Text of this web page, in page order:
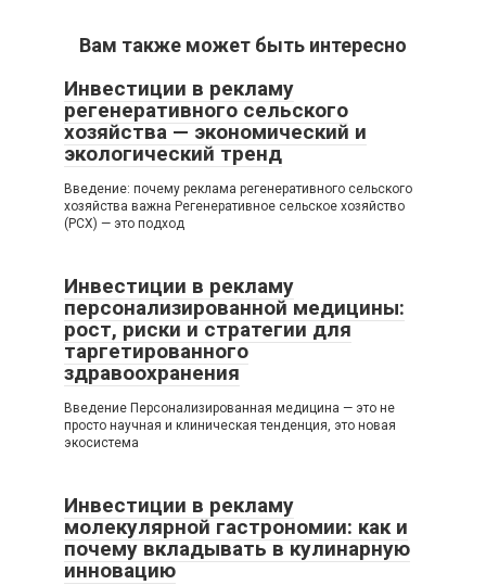
Вам также может быть интересно
Инвестиции в рекламу
регенеративного сельского
хозяйства — экономический и
экологический тренд
Введение: почему реклама регенеративного сельского
хозяйства важна Регенеративное сельское хозяйство
(РСХ) — это подход
Инвестиции в рекламу
персонализированной медицины:
рост, риски и стратегии для
таргетированного
здравоохранения
Введение Персонализированная медицина — это не
просто научная и клиническая тенденция, это новая
экосистема
Инвестиции в рекламу
молекулярной гастрономии: как и
почему вкладывать в кулинарную
инновацию